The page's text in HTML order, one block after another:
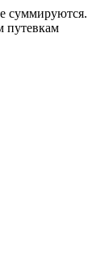
суммируются.
путевкам